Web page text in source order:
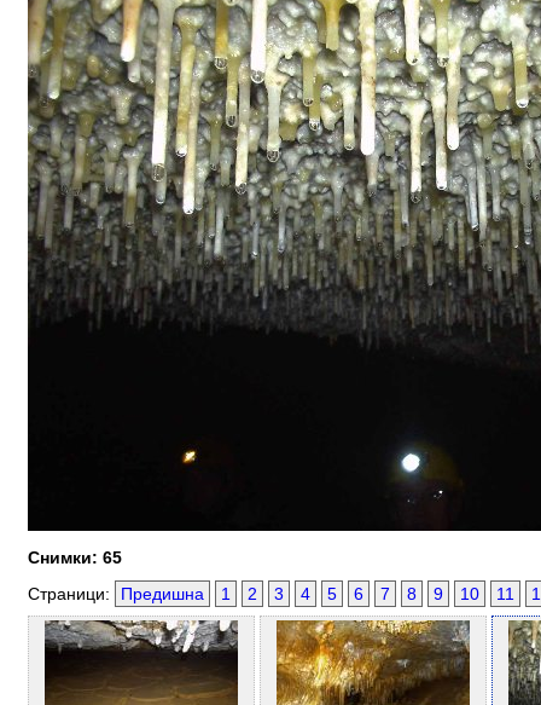
Снимки: 65
Страници:
Предишна 1 2 3 4 5 6 7 8 9 10 11